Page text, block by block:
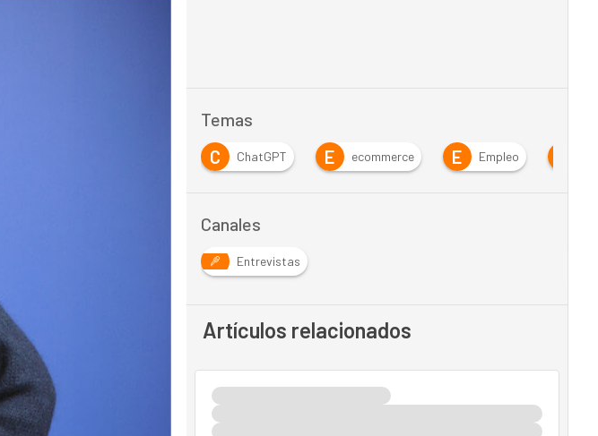
Temas
C ChatGPT E ecommerce E Empleo
Canales
Entrevistas
Artículos relacionados